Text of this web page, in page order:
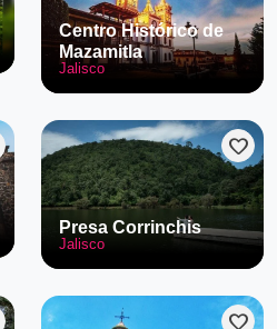
Centro Histórico de
Mazamitla
Jalisco
favorite
Presa Corrinchis
Jalisco
favorite